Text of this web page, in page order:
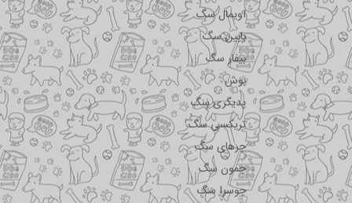
اویمال سگ
بابین سگ
بیفار سگ
بوش
پدیگری سگ
تریکسی سگ
جرهای سگ
جمون سگ
جوسرا سگ